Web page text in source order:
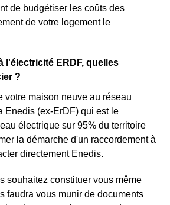
de budgétiser les coûts des
de votre logement le
l'électricité ERDF, quelles
?
votre maison neuve au réseau
Enedis (ex-ErDF) qui est le
électrique sur 95% du territoire
la démarche d'un raccordement à
directement Enedis.
souhaitez constituer vous même
faudra vous munir de documents